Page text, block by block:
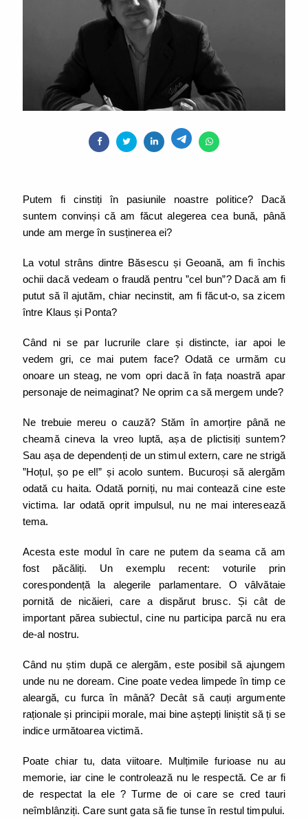
Putem fi cinstiți în pasiunile noastre politice? Dacă
suntem convinși că am făcut alegerea cea bună, până
unde am merge în susținerea ei?
La votul strâns dintre Băsescu și Geoană, am fi închis
ochii dacă vedeam o fraudă pentru ”cel bun”? Dacă am fi
putut să îl ajutăm, chiar necinstit, am fi făcut-o, sa zicem
între Klaus și Ponta?
Când ni se par lucrurile clare și distincte, iar apoi le
vedem gri, ce mai putem face? Odată ce urmăm cu
onoare un steag, ne vom opri dacă în fața noastră apar
personaje de neimaginat? Ne oprim ca să mergem unde?
Ne trebuie mereu o cauză? Stăm în amorțire până ne
cheamă cineva la vreo luptă, așa de plictisiți suntem?
Sau așa de dependenți de un stimul extern, care ne strigă
”Hoțul, șo pe el!” și acolo suntem. Bucuroși să alergăm
odată cu haita. Odată porniți, nu mai contează cine este
victima. Iar odată oprit impulsul, nu ne mai interesează
tema.
Acesta este modul în care ne putem da seama că am
fost păcăliți. Un exemplu recent: voturile prin
corespondență la alegerile parlamentare. O vâlvătaie
pornită de nicăieri, care a dispărut brusc. Și cât de
important părea subiectul, cine nu participa parcă nu era
de-al nostru.
Când nu știm după ce alergăm, este posibil să ajungem
unde nu ne doream. Cine poate vedea limpede în timp ce
aleargă, cu furca în mână? Decât să cauți argumente
raționale și principii morale, mai bine aștepți liniștit să ți se
indice următoarea victimă.
Poate chiar tu, data viitoare. Mulțimile furioase nu au
memorie, iar cine le controlează nu le respectă. Ce ar fi
de respectat la ele ? Turme de oi care se cred tauri
neîmblânziți. Care sunt gata să fie tunse în restul timpului.